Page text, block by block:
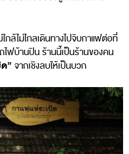
ล้ไม่ไกลเดินทางไปจิบกาแฟต่อที่
ไฟบ้านปิน ร้านนี้เป็นร้านของคน
”  จากเชิงลบให้เป็นบวก